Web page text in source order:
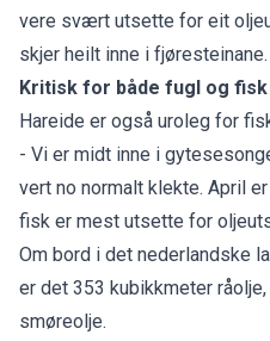
vere svært utsette for eit
skjer heilt inne i fjøresteinane.
Kritisk for både fugl og fisk
Hareide er også uroleg for
- Vi er midt inne i
vert no normalt klekte. April
fisk er mest utsette for
Om bord i det nederlandske
er det 353 kubikkmeter
smøreolje.